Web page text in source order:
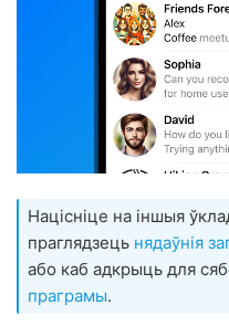
Націсніце на іншыя
праглядзець нядаўнія
або каб адкрыць для
праграмы.